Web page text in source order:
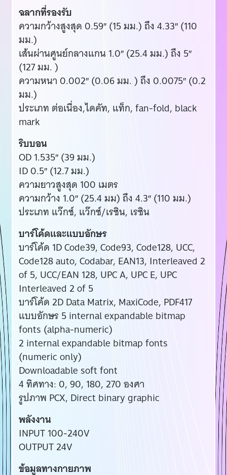
ฉลากที่รองรับ
ความกว้างสูงสุด 0.59″ (15 มม.) ถึง 4.33″ (110
มม.)
เส้นผ่านศูนย์กลางแกน 1.0″ (25.4 มม.) ถึง 5″
(127 มม. )
ความหนา 0.002″ (0.06 มม. ) ถึง 0.0075″ (0.2
มม.)
ประเภท ต่อเนื่อง,ไดคัท, แท็ก, fan-fold, black
mark
ริบบอน
OD 1.535″ (39 มม.)
ID 0.5″ (12.7 มม.)
ความยาวสูงสุด 100 เมตร
ความกว้าง 1.0″ (25.4 มม) ถึง 4.3″ (110 มม.)
ประเภท แว๊กซ์, แว๊กซ์/เรซิน, เรซิน
บาร์โค้ดและแบบอักษร
บาร์โค้ด 1D Code39, Code93, Code128, UCC,
Code128 auto, Codabar, EAN13, Interleaved 2
of 5, UCC/EAN 128, UPC A, UPC E, UPC
Interleaved 2 of 5
บาร์โค้ด 2D Data Matrix, MaxiCode, PDF417
แบบอักษร 5 internal expandable bitmap
fonts (alpha-numeric)
2 internal expandable bitmap fonts
(numeric only)
Downloadable soft font
4 ทิศทาง: 0, 90, 180, 270 องศา
รูปภาพ PCX, Direct binary graphic
พลังงาน
INPUT 100-240V
OUTPUT 24V
ข้อมูลทางกายภาพ